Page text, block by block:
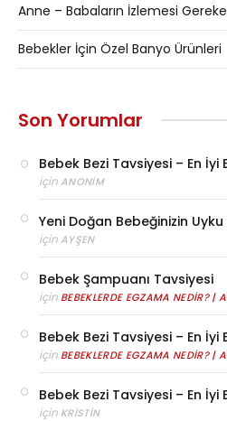
Anne – Babaların İzlemesi
Bebekler İçin Özel Banyo Ürünleri
Son Yorumlar
Bebek Bezi Tavsiyesi – En
için ANONIM
Yeni Doğan Bebeğinizin Uyku
için AYŞEN
Bebek Şampuanı Tavsiyesi
için BEBEKLERDE EGZAMA NEDIR? |
Bebek Bezi Tavsiyesi – En
için BEBEKLERDE EGZAMA NEDIR? |
Bebek Bezi Tavsiyesi – En
için KRISTIN